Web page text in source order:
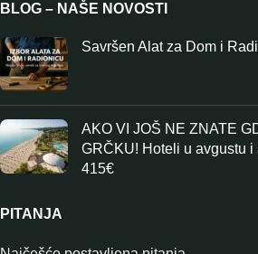
BLOG – NAŠE NOVOSTI
Savršen Alat za Dom i
AKO VI JOŠ NE ZNATE
GRČKU! Hoteli u avgustu i
415€
PITANJA